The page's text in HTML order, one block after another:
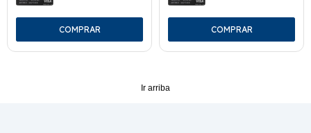
Ir arriba